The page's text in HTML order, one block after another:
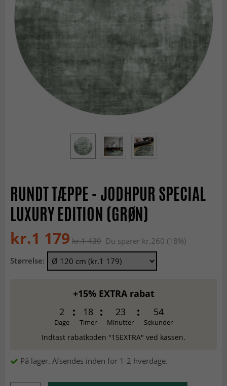
RUNDT TÆPPE - JODHPUR SPECIAL
LUXURY EDITION (GRØN)
kr.1 179 kr.1 439 Du sparer kr.260 (18%)
Størrelse:
+15% EXTRA rabat
2
Dage
18
Timer
23
Minutter
53
Sekunder
Indtast rabatkoden "15EXTRA" ved kassen.
På lager. Afsendes inden for 1-2 hverdage.